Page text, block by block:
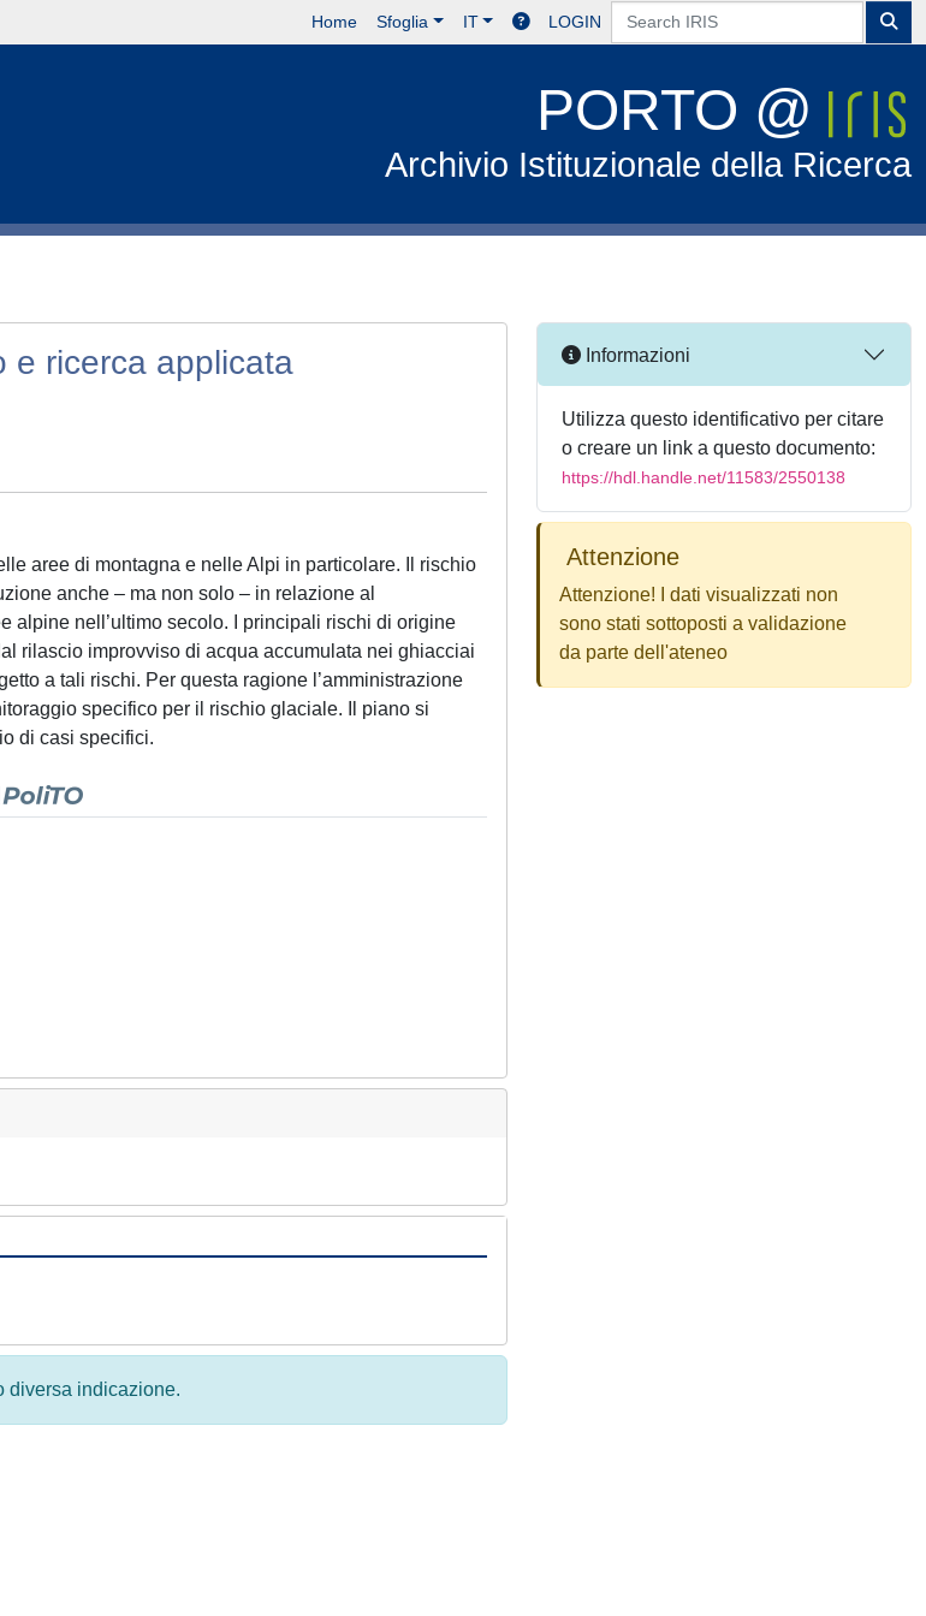
Home Sfoglia IT LOGIN
PORTO @
Archivio Istituzionale della Ricerca
e ricerca applicata
aree di montagna e nelle Alpi in particolare. Il rischio
anche – ma non solo – in relazione al
alpine nell’ultimo secolo. I principali rischi di origine
rilascio improvviso di acqua accumulata nei ghiacciai
a tali rischi. Per questa ragione l’amministrazione
specifico per il rischio glaciale. Il piano si
di casi specifici.
diversa indicazione.
Informazioni
Utilizza questo identificativo per citare
o creare un link a questo documento:
https://hdl.handle.net/11583/2550138
Attenzione
Attenzione! I dati visualizzati non
sono stati sottoposti a validazione
da parte dell'ateneo